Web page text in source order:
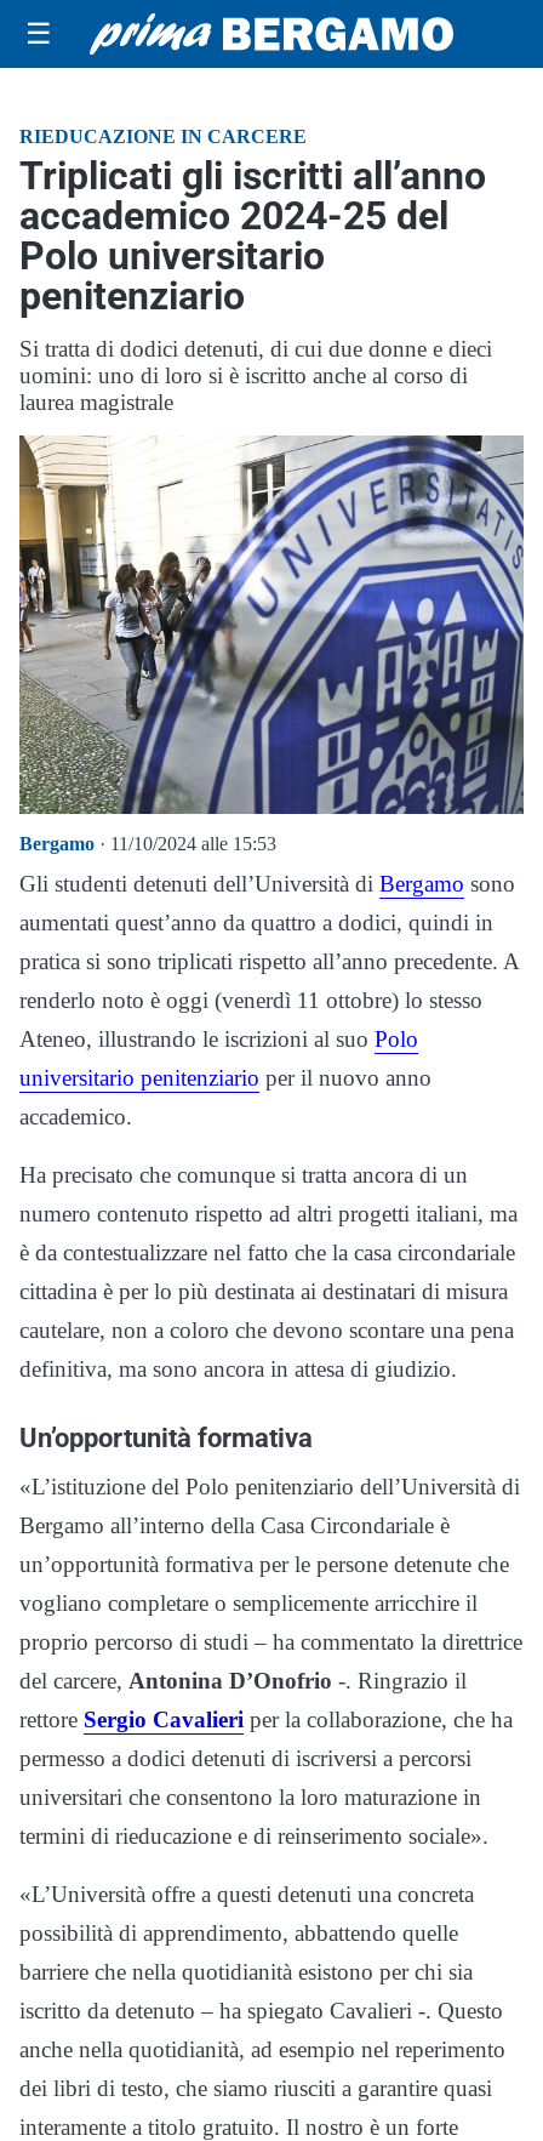
☰
RIEDUCAZIONE IN CARCERE
Triplicati gli iscritti all’anno
accademico 2024-25 del
Polo universitario
penitenziario
Si tratta di dodici detenuti, di cui due donne e dieci
uomini: uno di loro si è iscritto anche al corso di
laurea magistrale
Bergamo · 11/10/2024 alle 15:53
Gli studenti detenuti dell’Università di Bergamo sono
aumentati quest’anno da quattro a dodici, quindi in
pratica si sono triplicati rispetto all’anno precedente. A
renderlo noto è oggi (venerdì 11 ottobre) lo stesso
Ateneo, illustrando le iscrizioni al suo Polo
universitario penitenziario per il nuovo anno
accademico.
Ha precisato che comunque si tratta ancora di un
numero contenuto rispetto ad altri progetti italiani, ma
è da contestualizzare nel fatto che la casa circondariale
cittadina è per lo più destinata ai destinatari di misura
cautelare, non a coloro che devono scontare una pena
definitiva, ma sono ancora in attesa di giudizio.
Un’opportunità formativa
«L’istituzione del Polo penitenziario dell’Università di
Bergamo all’interno della Casa Circondariale è
un’opportunità formativa per le persone detenute che
vogliano completare o semplicemente arricchire il
proprio percorso di studi – ha commentato la direttrice
del carcere, Antonina D’Onofrio -. Ringrazio il
rettore Sergio Cavalieri per la collaborazione, che ha
permesso a dodici detenuti di iscriversi a percorsi
universitari che consentono la loro maturazione in
termini di rieducazione e di reinserimento sociale».
«L’Università offre a questi detenuti una concreta
possibilità di apprendimento, abbattendo quelle
barriere che nella quotidianità esistono per chi sia
iscritto da detenuto – ha spiegato Cavalieri -. Questo
anche nella quotidianità, ad esempio nel reperimento
dei libri di testo, che siamo riusciti a garantire quasi
interamente a titolo gratuito. Il nostro è un forte